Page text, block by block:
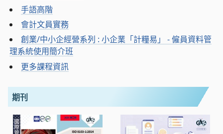
手語高階
會計文員實務
創業/中小企經營系列 : 小企業「計糧易」 - 僱員資料管
理系統使用簡介班
更多課程資訊
期刊